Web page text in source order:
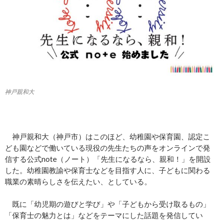
神戸親和大
神戸親和大（神戸市）はこのほど、幼稚園や保育園、認定こ
ども園などで働いている現役の先生たちの声をオンラインで発
信する公式note（ノート）「先生になるなら、親和！」を開設
した。幼稚園教諭や保育士などを目指す人に、子どもに関わる
職業の素晴らしさを伝えたい、としている。
既に「幼児期の遊びと学び」や「子どもから受け取るもの」
「保育士の魅力とは」などをテーマにした話題を発信してい